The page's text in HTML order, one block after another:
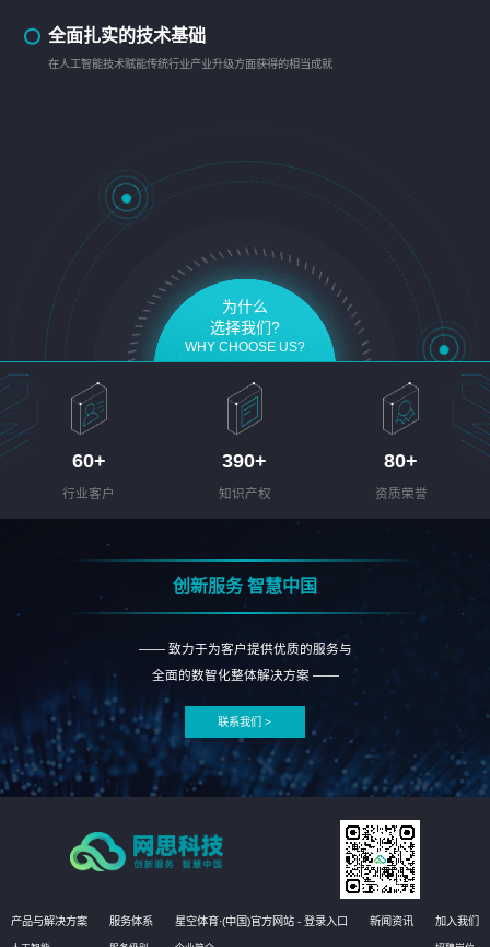
全面扎实的技术基础
在人工智能技术赋能传统行业产业升级方面获得的相当成就
为什么
选择我们?
WHY CHOOSE US?
60+
行业客户
390+
知识产权
80+
资质荣誉
创新服务 智慧中国
—— 致力于为客户提供优质的服务与
全面的数智化整体解决方案 ——
联系我们 >
产品与解决方案 服务体系 星空体育·(中国)官方网站 - 登录入口 新闻资讯 加入我们